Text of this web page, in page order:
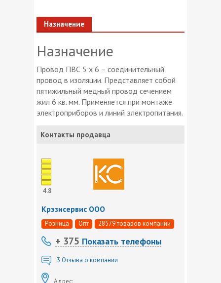
Назначение
Назначение
Провод ПВС 5 х 6 – соединительный
провод в изоляции. Представляет собой
пятижильный медный провод сечением
жил 6 кв. мм. Применяется при монтаже
электроприборов и линий электропитания.
Контакты продавца
4.8
Крэзисервис ООО
Розница Опт 28579 товаров компании
+ 375 Показать телефоны
3 Отзыва о компании
Адрес: